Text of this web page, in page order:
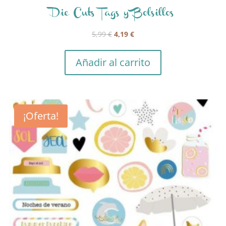
Die Cuts Tags y Bolsillos
5,99€ El
original
era:
4,19 €El
actual
es:
Añadir al carrito
¡Oferta!